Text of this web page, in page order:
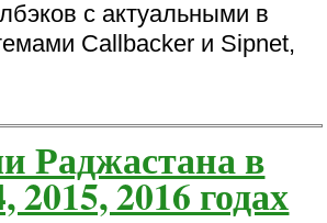
с актуальными в
Callbacker и Sipnet,
Раджастана в
2015, 2016 годах